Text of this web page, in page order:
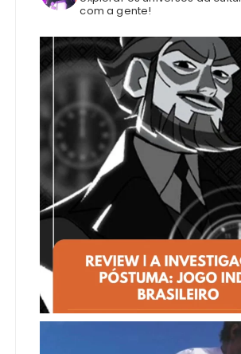
com a gente!